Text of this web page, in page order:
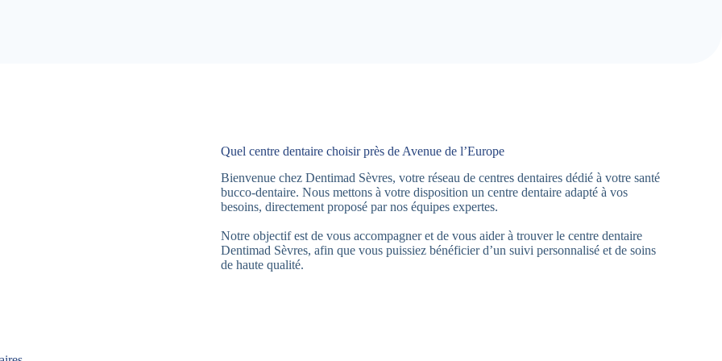
Quel centre dentaire choisir près de Avenue de l’Europe
Bienvenue chez Dentimad Sèvres, votre réseau de centres dentaires dédié à votre santé
bucco-dentaire. Nous mettons à votre disposition un centre dentaire adapté à vos
besoins, directement proposé par nos équipes expertes.
Notre objectif est de vous accompagner et de vous aider à trouver le centre dentaire
Dentimad Sèvres, afin que vous puissiez bénéficier d’un suivi personnalisé et de soins
de haute qualité.